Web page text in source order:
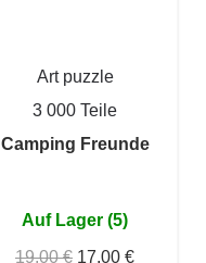
Art puzzle
3 000 Teile
Camping Freunde
Auf Lager (5)
19,00 € 17,00 €